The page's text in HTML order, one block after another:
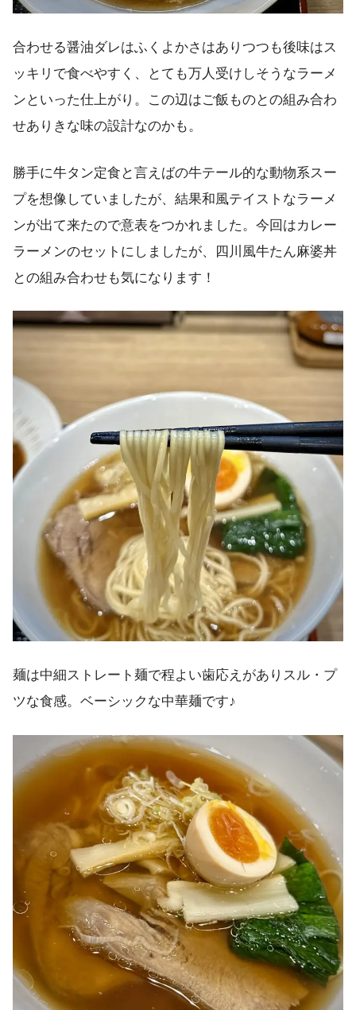
合わせる醤油ダレはふくよかさはありつつも後味はス
ッキリで食べやすく、とても万人受けしそうなラーメ
ンといった仕上がり。この辺はご飯ものとの組み合わ
せありきな味の設計なのかも。
勝手に牛タン定食と言えばの牛テール的な動物系スー
プを想像していましたが、結果和風テイストなラーメ
ンが出て来たので意表をつかれました。今回はカレー
ラーメンのセットにしましたが、四川風牛たん麻婆丼
との組み合わせも気になります！
麺は中細ストレート麺で程よい歯応えがありスル・プ
ツな食感。ベーシックな中華麺です♪